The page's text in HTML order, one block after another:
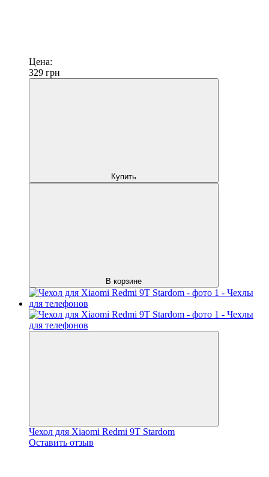
Цена:
329 грн
Купить
В корзине
Чехол для Xiaomi Redmi 9T Stardom
Оставить отзыв